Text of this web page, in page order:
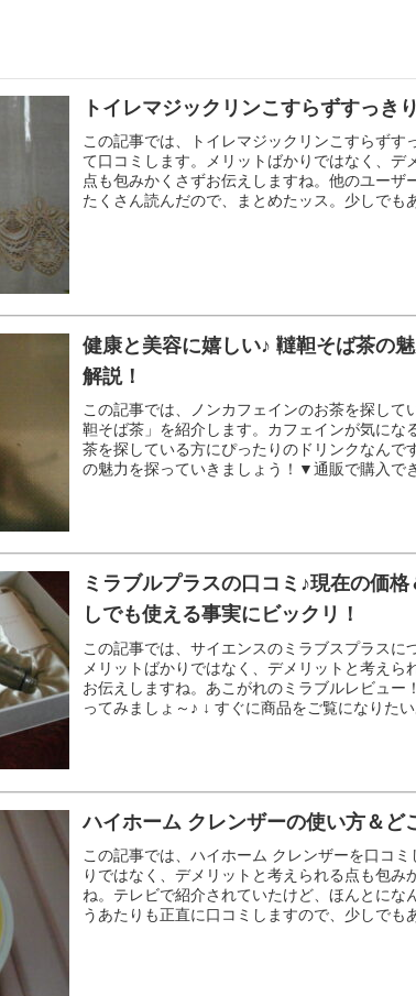
トイレマジックリンこすらずすっき
この記事では、トイレマジックリンこすらずす
て口コミします。メリットばかりではなく、デ
点も包みかくさずお伝えしますね。他のユーザ
たくさん読んだので、まとめたッス。少しでも
健康と美容に嬉しい♪ 韃靼そば茶の
解説！
この記事では、ノンカフェインのお茶を探して
靼そば茶」を紹介します。カフェインが気にな
茶を探している方にぴったりのドリンクなんで
の魅力を探っていきましょう！▼通販で購入で
ミラブルプラスの口コミ♪現在の価
しでも使える事実にビックリ！
この記事では、サイエンスのミラブスプラスに
メリットばかりではなく、デメリットと考えら
お伝えしますね。あこがれのミラブルレビュー
ってみましょ～♪ ↓ すぐに商品をご覧になりたい
ハイホーム クレンザーの使い方＆ど
この記事では、ハイホーム クレンザーを口コ
りではなく、デメリットと考えられる点も包み
ね。テレビで紹介されていたけど、ほんとにな
うあたりも正直に口コミしますので、少しでも